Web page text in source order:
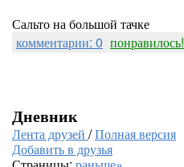
Сальто на большой тачке
комментарии: 0 понравилось!
Дневник
Лента друзей /Полная версия
Добавить в друзья